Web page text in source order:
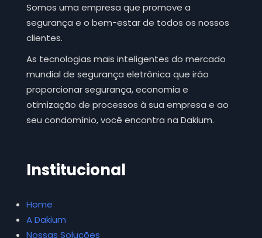
Somos uma empresa que promove a
segurança e o bem-estar de todos os nossos
clientes.
As tecnologias mais inteligentes do mercado
mundial de segurança eletrônica que irão
proporcionar segurança, economia e
otimização de processos à sua empresa e ao
seu condomínio, você encontra na Dakium.
Institucional
Home
A Dakium
Nossas Soluções